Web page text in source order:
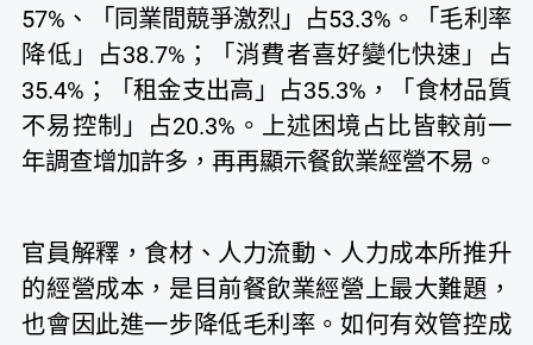
57%、「同業間競爭激烈」占53.3%。「毛利率
降低」占38.7%；「消費者喜好變化快速」占
35.4%；「租金支出高」占35.3%，「食材品質
不易控制」占20.3%。上述困境占比皆較前一
年調查增加許多，再再顯示餐飲業經營不易。
官員解釋，食材、人力流動、人力成本所推升
的經營成本，是目前餐飲業經營上最大難題，
也會因此進一步降低毛利率。如何有效管控成